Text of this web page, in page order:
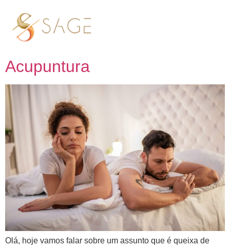
Tag: Hormônios
Falta de Libido se trata com
Acupuntura
Olá, hoje vamos falar sobre um assunto que é queixa de